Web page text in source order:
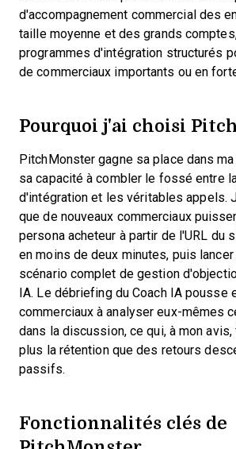
d'accompagnement commercial des
taille moyenne et des grands
programmes d'intégration structurés
de commerciaux importants ou en
Pourquoi j'ai choisi
PitchMonster gagne sa place dans
sa capacité à combler le fossé entre
d'intégration et les véritables appels.
que de nouveaux commerciaux
persona acheteur à partir de l'URL du
en moins de deux minutes, puis
scénario complet de gestion
IA. Le débriefing du Coach IA pousse
commerciaux à analyser eux-mêmes
dans la discussion, ce qui, à mon
plus la rétention que des retours
passifs.
Fonctionnalités clés de